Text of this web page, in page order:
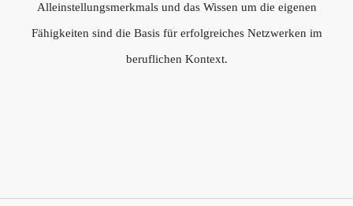
Alleinstellungsmerkmals und das Wissen um die eigenen
Fähigkeiten sind die Basis für erfolgreiches Netzwerken im
beruflichen Kontext.